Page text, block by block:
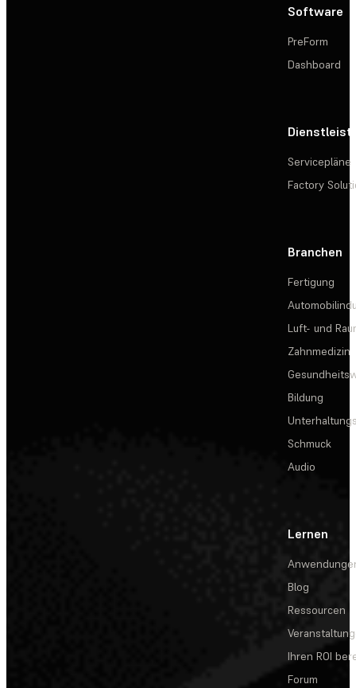
Software
PreForm
Dashboard
Servicepläne
Factory
Branchen
Fertigung
Luft- und
Zahnmedizin
Bildung
Schmuck
Audio
Lernen
Blog
Ressourcen
Ihren ROI
Forum